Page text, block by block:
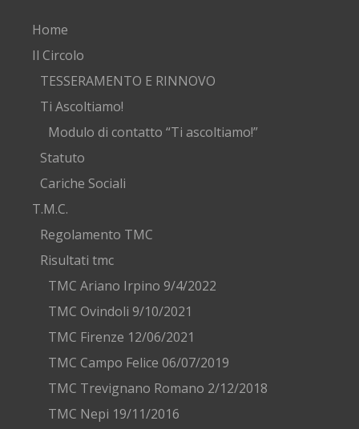
Home
Il Circolo
TESSERAMENTO E RINNOVO
Ti Ascoltiamo!
Modulo di contatto “Ti ascoltiamo!”
Statuto
Cariche Sociali
T.M.C.
Regolamento TMC
Risultati tmc
TMC Ariano Irpino 9/4/2022
TMC Ovindoli 9/10/2021
TMC Firenze 12/06/2021
TMC Campo Felice 06/07/2019
TMC Trevignano Romano 2/12/2018
TMC Nepi 19/11/2016